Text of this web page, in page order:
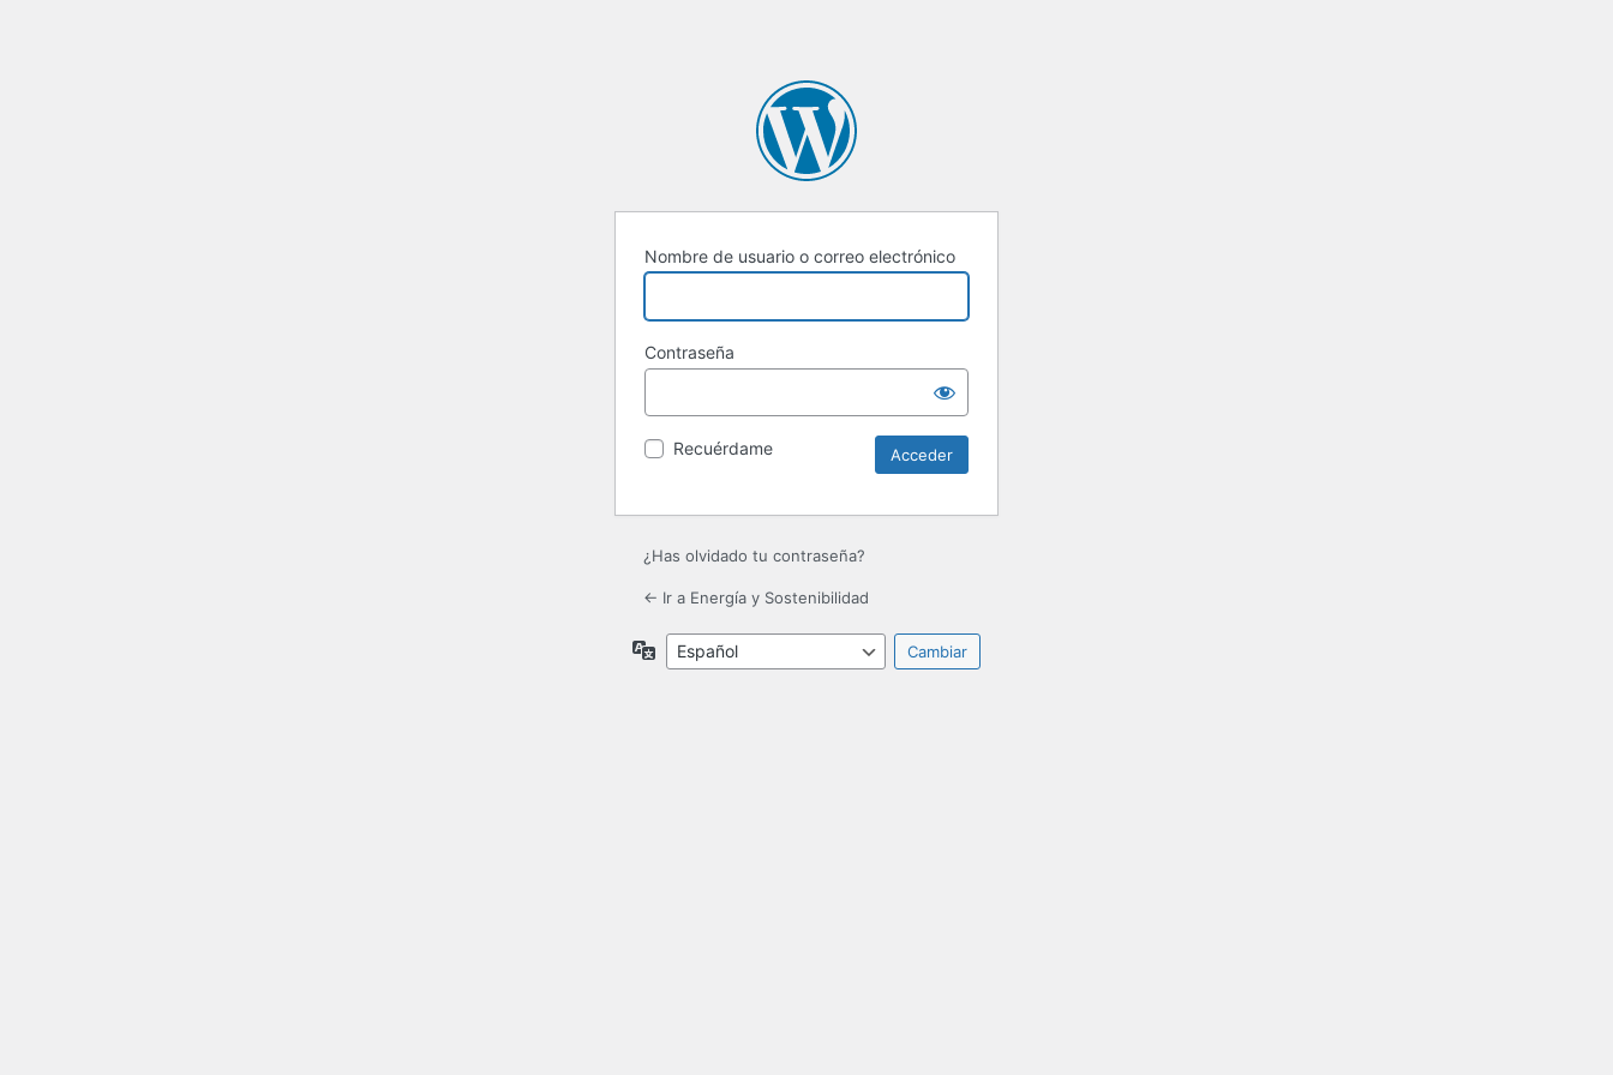
Nombre de usuario o correo electrónico
Contraseña
Recuérdame
¿Has olvidado tu contraseña?
← Ir a Energía y Sostenibilidad
Idioma